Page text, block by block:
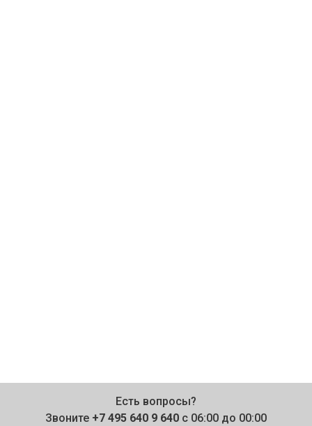
Есть вопросы?
Звоните +7 495 640 9 640 с 06:00 до 00:00